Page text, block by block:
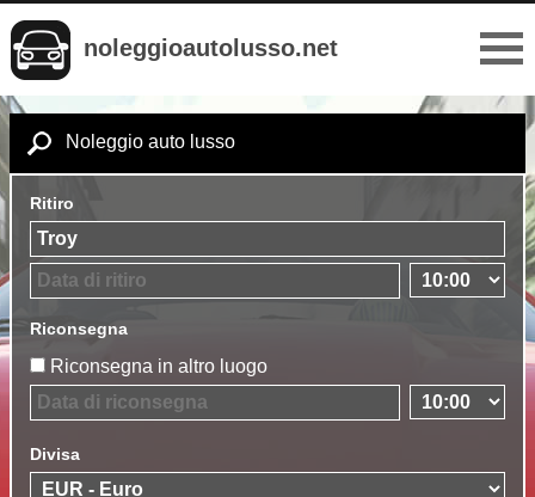
noleggioautolusso.net
Noleggio auto lusso
Ritiro
Riconsegna
Riconsegna in altro luogo
Divisa